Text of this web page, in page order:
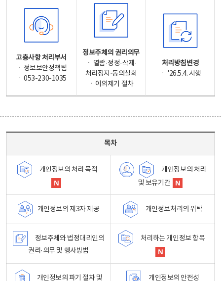
고충사항 처리부서
ㆍ 정보보안정책팀
ㆍ 053-230-1035
정보주체의 권리의무
ㆍ 열람·정정·삭제·
처리정지·동의철회
ㆍ이의제기 절차
처리방침변경
ㆍ '26.5.4. 시행
목차
개인정보의 처리 목적
개인정보의 처리
및 보유기간
개인정보의 제3자 제공 개인정보처리의 위탁
정보주체와 법정대리인의
권리·의무 및 행사방법
처리하는 개인정보 항목
개인정보의 파기 절차 및
개인정보의 안전성